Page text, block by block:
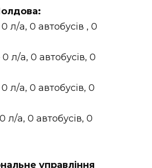
л/а, 0 автобусів , 0
л/а, 0 автобусів, 0
л/а, 0 автобусів, 0
л/а, 0 автобусів, 0
управління